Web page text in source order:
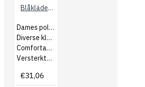
Blåkläder 3390 Dames Poloshirt Piqué
Dames poloshirt
Diverse kleuren/kleurcombinaties
Comfortabel en sterk
Versterkte naden
€31,06